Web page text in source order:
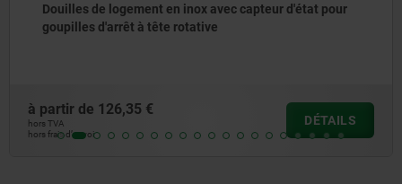
Volant à 2 bras en plastique, avec poignée tournante
à partir de13,19 €
hors frais d’envoi
DÉTAILS